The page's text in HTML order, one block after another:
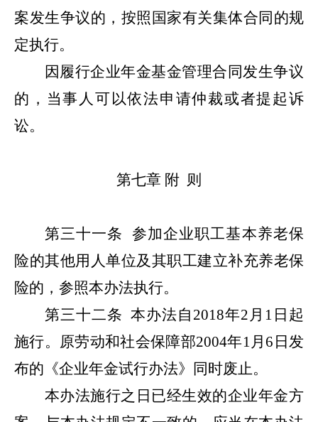
案发生争议的，按照国家有关集体合同的规
定执行。
因履行企业年金基金管理合同发生争议
的，当事人可以依法申请仲裁或者提起诉
讼。
第七章 附 则
第三十一条
参加企业职工基本养老保
险的其他用人单位及其职工建立补充养老保
险的，参照本办法执行。
第三十二条 本办法自2018年2月1日起
施行。原劳动和社会保障部2004年1月6日发
布的《企业年金试行办法》同时废止。
本办法施行之日已经生效的企业年金方